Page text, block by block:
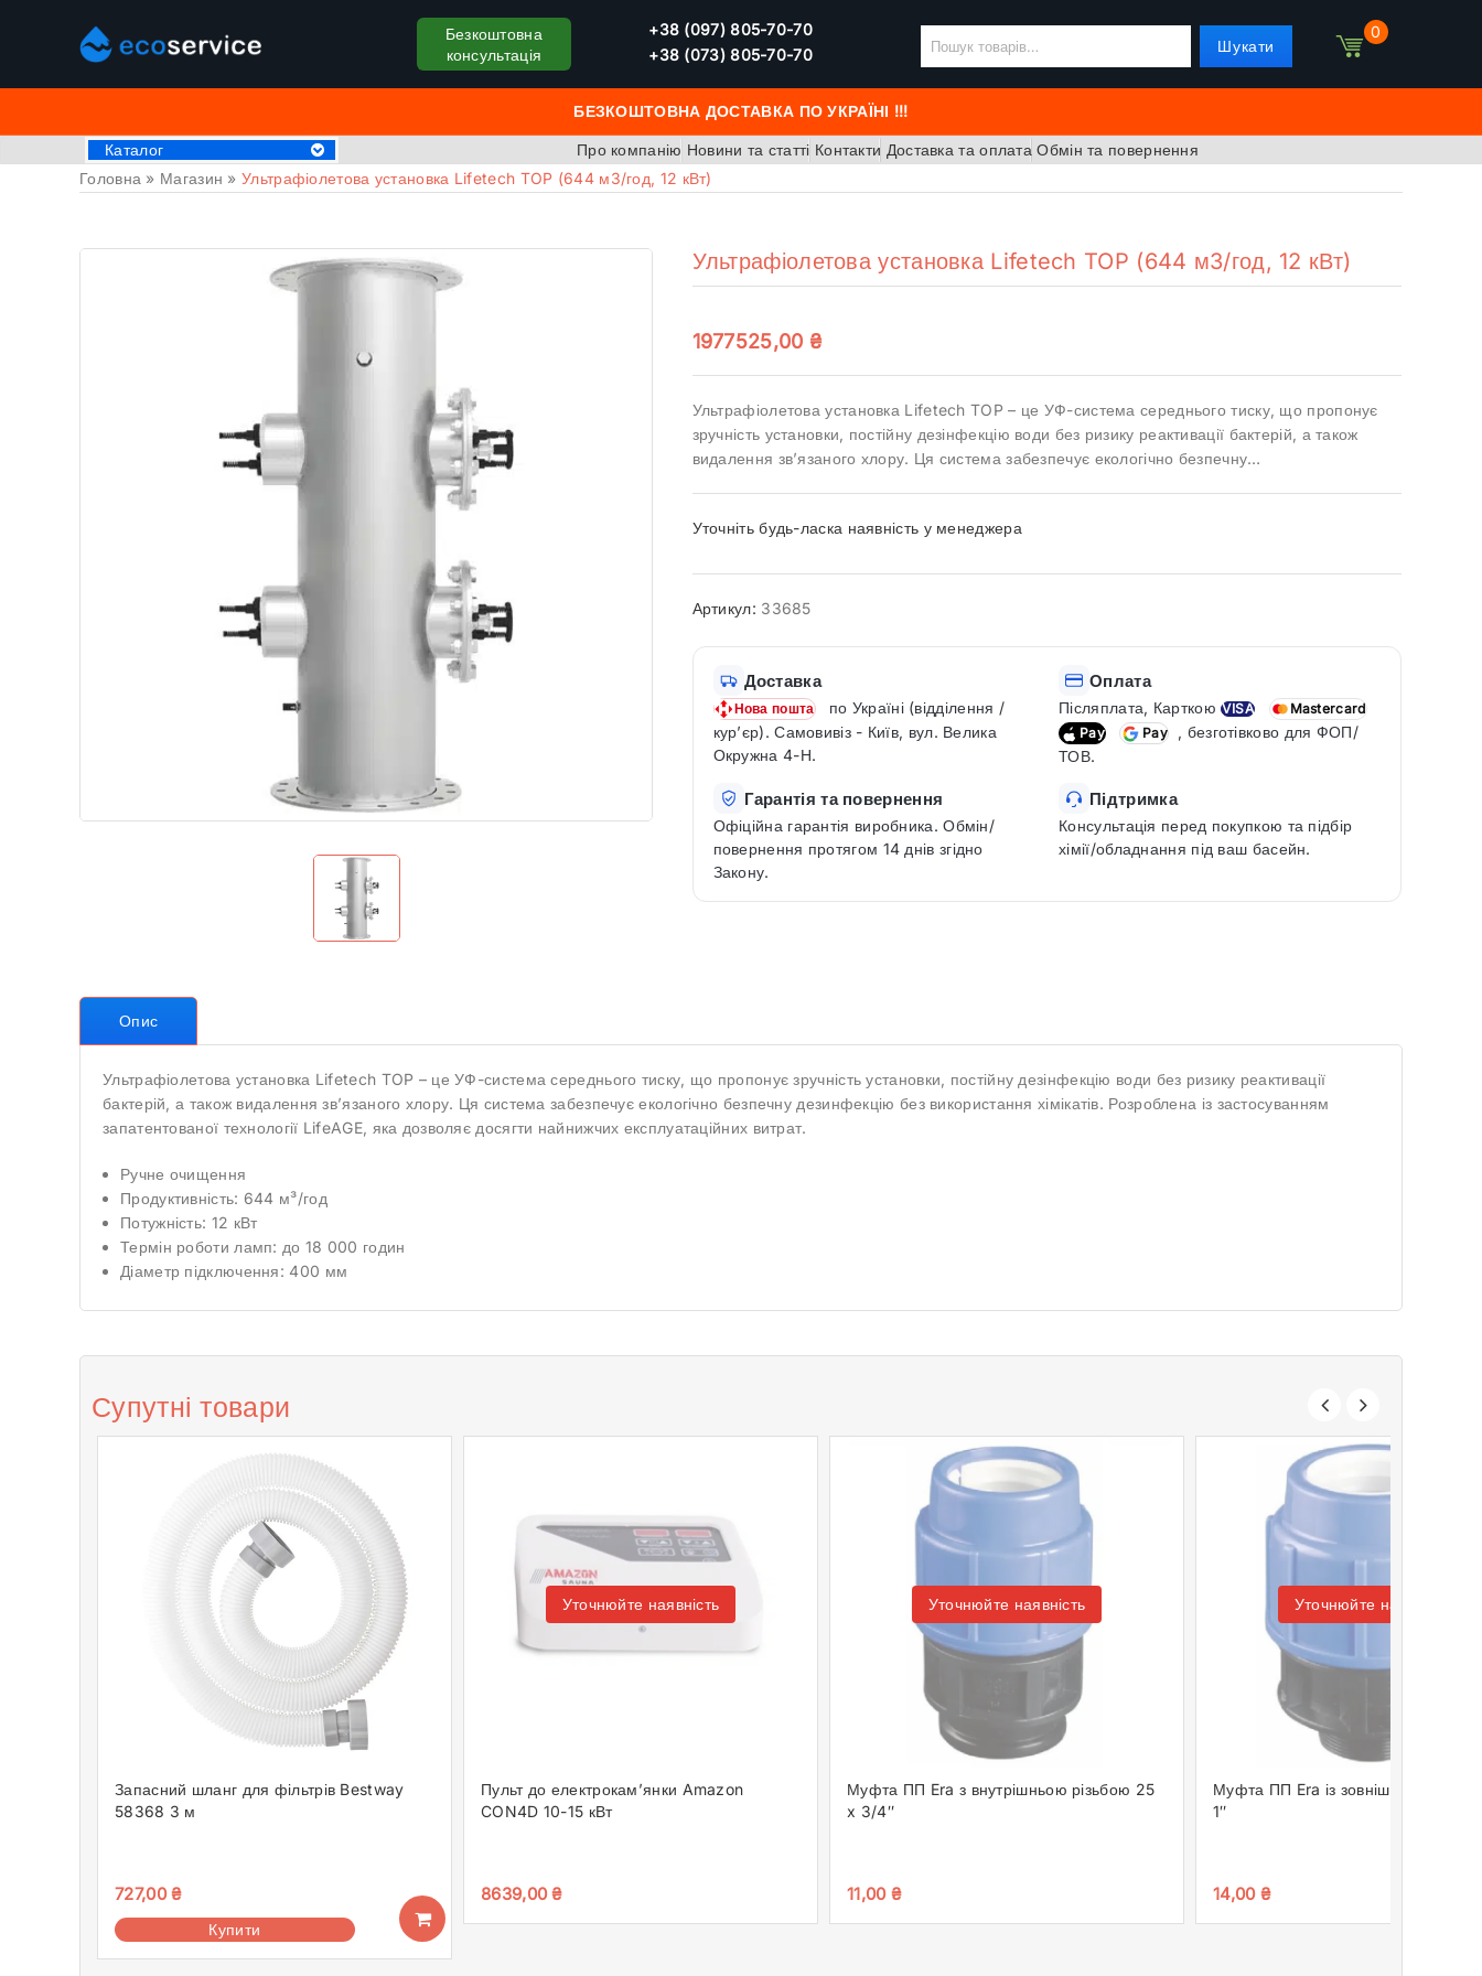
БЕЗКОШТОВНА ДОСТАВКА ПО УКРАЇНІ !!!
Безкоштовна
консультація
+38 (097) 805-70-70
+38 (073) 805-70-70
0
Шукати
Каталог
Хімія для басейну
Крижані ванни
Обладнання для басейнів
Оздоблювальні матеріали
Обладнання для саун
Про компанію Новини та статті Контакти Доставка та оплата Обмін та повернення
Головна » Магазин »Ультрафіолетова установка Lifetech TOP (644 м3/год, 12 кВт)
Ультрафіолетова установка Lifetech TOP (644 м3/год, 12 кВт)
1977525,00 ₴
Ультрафіолетова установка Lifetech TOP – це УФ-система середнього тиску, що пропонує
зручність установки, постійну дезінфекцію води без ризику реактивації бактерій, а також
видалення зв’язаного хлору. Ця система забезпечує екологічно безпечну…
Уточніть будь-ласка наявність у менеджера
Артикул: 33685
Доставка
Нова пошта
по Україні (відділення /
кур’єр). Самовивіз - Київ, вул. Велика
Окружна 4-Н.
Оплата
Післяплата, КарткоюVISA
Mastercard
Pay
Pay
, безготівково для ФОП/
ТОВ.
Гарантія та повернення
Офіційна гарантія виробника. Обмін/
повернення протягом 14 днів згідно
Закону.
Підтримка
Консультація перед покупкою та підбір
хімії/обладнання під ваш басейн.
Опис
Ультрафіолетова установка Lifetech TOP – це УФ-система середнього тиску, що пропонує зручність установки, постійну дезінфекцію води без ризику реактивації
бактерій, а також видалення зв’язаного хлору. Ця система забезпечує екологічно безпечну дезинфекцію без використання хімікатів. Розроблена із застосуванням
запатентованої технології LifeAGE, яка дозволяє досягти найнижчих експлуатаційних витрат.
Ручне очищення
Продуктивність: 644 м³/год
Потужність: 12 кВт
Термін роботи ламп: до 18 000 годин
Діаметр підключення: 400 мм
Супутні товари
Запасний шланг для фільтрів Bestway
58368 3 м
727,00₴
Купити
Уточнюйте наявність
Пульт до електрокам’янки Amazon
CON4D 10-15 кВт
8639,00₴
Уточнюйте наявність
Муфта ПП Era з внутрішньою різьбою 25
x 3/4″
11,00 ₴
Уточнюйте наявність
Муфта ПП Era із зовнішньою
1″
14,00 ₴